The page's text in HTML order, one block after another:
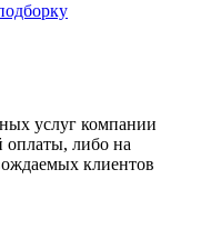
услуг компании
либо на
клиентов